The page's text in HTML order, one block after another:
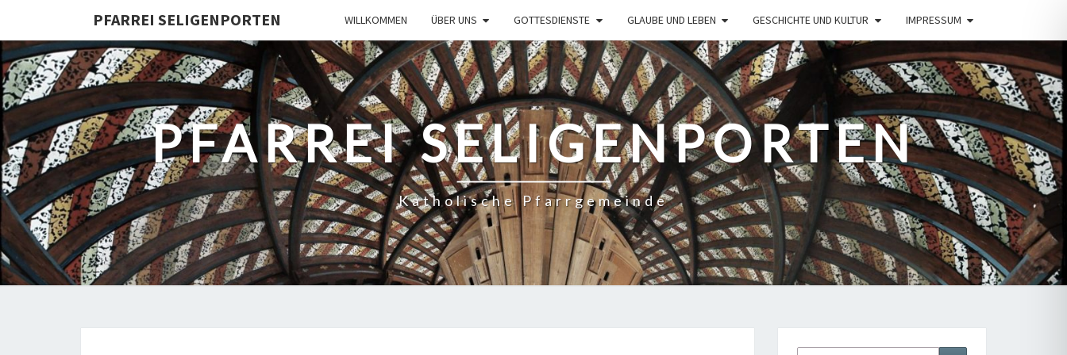
PFARREI SELIGENPORTEN WILLKOMMEN ÜBER UNS GOTTESDIENSTE GLAUBE UND LEBEN GESCHICHTE UND KULTUR IMPRESSUM
PFARREI SELIGENPORTEN
Katholische Pfarrgemeinde